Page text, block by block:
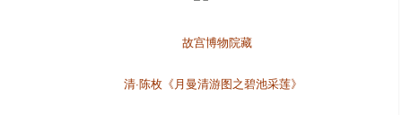
故宫博物院藏
清·陈枚《月曼清游图之碧池采莲》